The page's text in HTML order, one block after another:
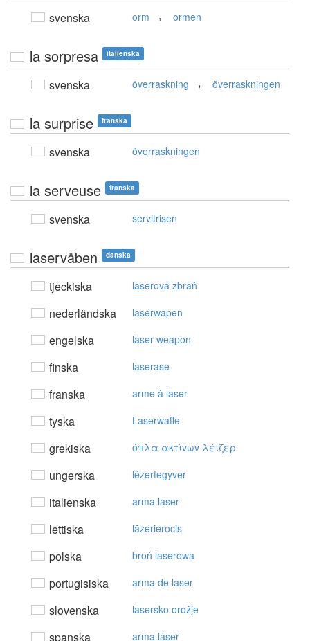
svenska orm , ormen
la sorpresa italienska
svenska överraskning , överraskningen
la surprise franska
svenska överraskningen
la serveuse franska
svenska servitrisen
laservåben danska
tjeckiska laserová zbraň
nederländska laserwapen
engelska laser weapon
finska laserase
franska arme à laser
tyska Laserwaffe
grekiska όπλα ακτίvωv λέιζερ
ungerska lézerfegyver
italienska arma laser
lettiska lāzerierocis
polska broń laserowa
portugisiska arma de laser
slovenska lasersko orožje
spanska arma láser